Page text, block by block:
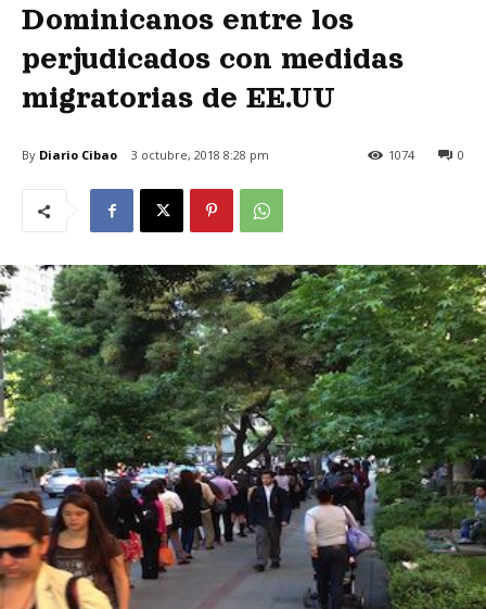
Dominicanos entre los
perjudicados con medidas
migratorias de EE.UU
By Diario Cibao 3 octubre, 2018 8:28 pm 0
1074